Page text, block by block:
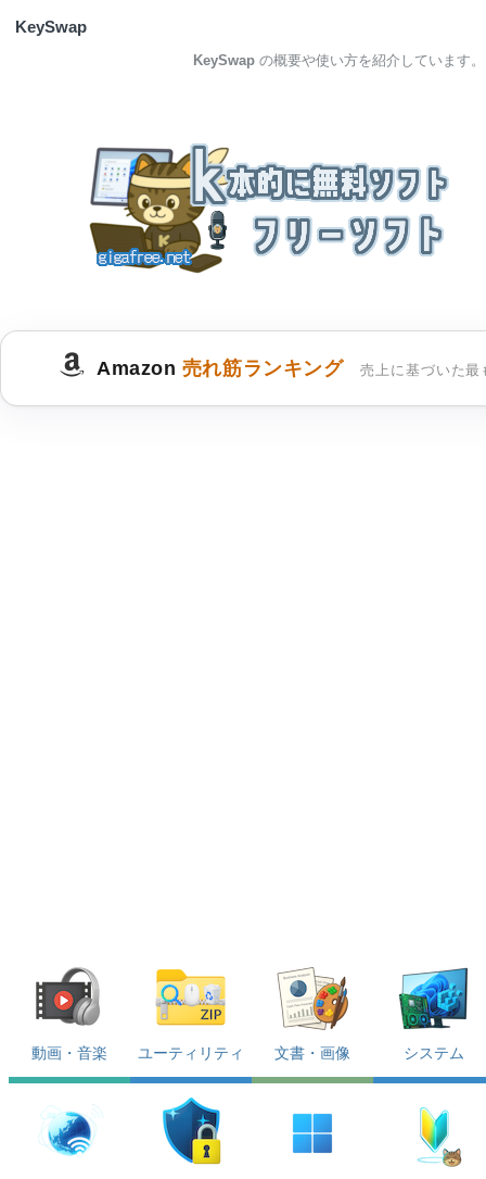
KeySwap
KeySwap の概要や使い方を紹介しています。
Amazon 売れ筋ランキング 売上に基づいた最
動画・音楽 ユーティリティ 文書・画像 システム